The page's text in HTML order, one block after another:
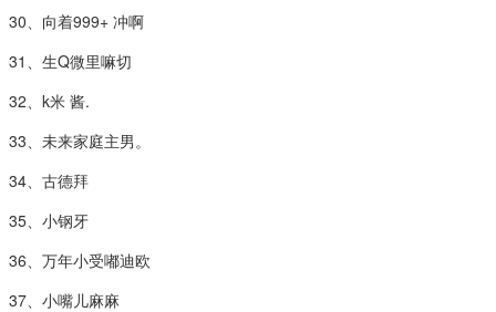
30、向着999+ 冲啊
31、生Q微里嘛切
32、k米 酱.
33、未来家庭主男。
34、古德拜
35、小钢牙
36、万年小受嘟迪欧
37、小嘴儿麻麻